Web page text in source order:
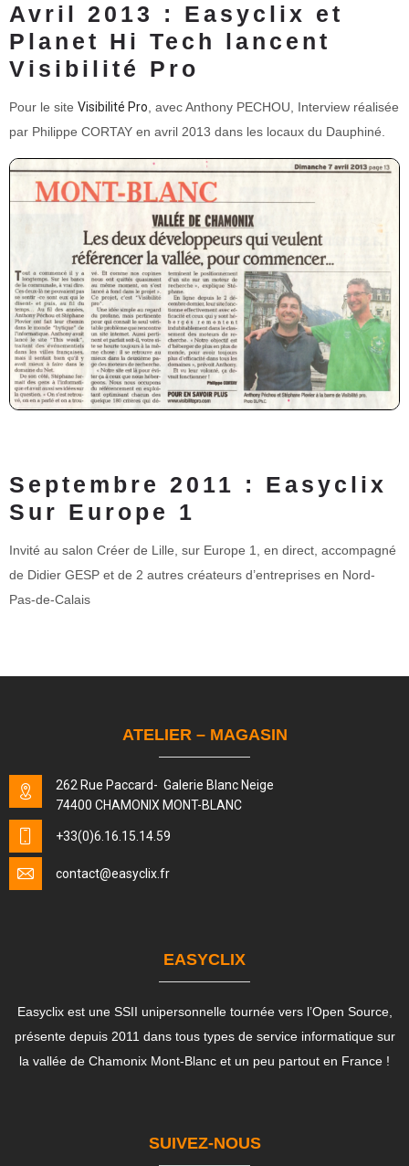
Avril 2013 : Easyclix et
Planet Hi Tech lancent
Visibilité Pro
Pour le site Visibilité Pro, avec Anthony PECHOU, Interview réalisée
par Philippe CORTAY en avril 2013 dans les locaux du Dauphiné.
Septembre 2011 : Easyclix
Sur Europe 1
Invité au salon Créer de Lille, sur Europe 1, en direct, accompagné
de Didier GESP et de 2 autres créateurs d’entreprises en Nord-
Pas-de-Calais
ATELIER – MAGASIN
262 Rue Paccard- Galerie Blanc Neige
74400 CHAMONIX MONT-BLANC
+33(0)6.16.15.14.59
contact@easyclix.fr
EASYCLIX
Easyclix est une SSII unipersonnelle tournée vers l’Open Source,
présente depuis 2011 dans tous types de service informatique sur
la vallée de Chamonix Mont-Blanc et un peu partout en France !
SUIVEZ-NOUS